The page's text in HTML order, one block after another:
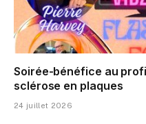
Soirée-bénéfice au
sclérose en plaques
24 juillet 2026